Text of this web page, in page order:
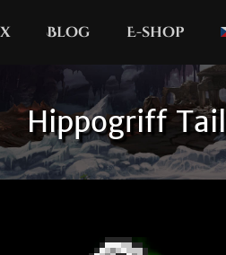
Blog E-shop
Hippogriff Tail